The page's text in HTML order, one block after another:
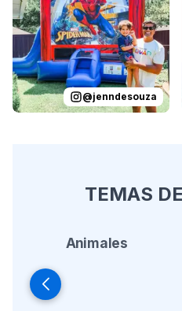
@jenndesouza
TEMAS
Animales